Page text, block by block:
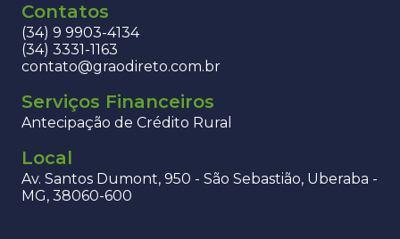
Contatos
(34) 9 9903-4134
(34) 3331-1163
contato@graodireto.com.br
Serviços Financeiros
Antecipação de Crédito Rural
Local
Av. Santos Dumont, 950 - São Sebastião, Uberaba -
MG, 38060-600